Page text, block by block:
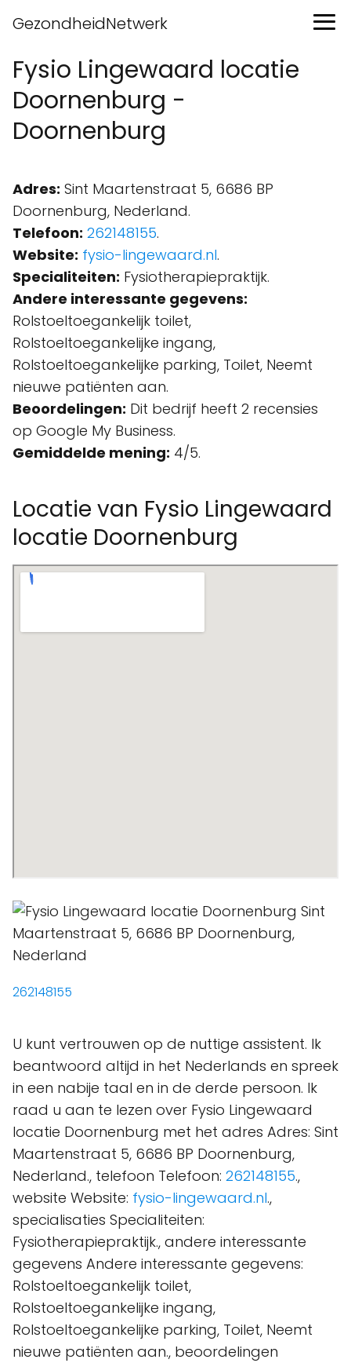
GezondheidNetwerk
Fysio Lingewaard locatie
Doornenburg -
Doornenburg
Adres: Sint Maartenstraat 5, 6686 BP
Doornenburg, Nederland.
Telefoon: 262148155.
Website: fysio-lingewaard.nl.
Specialiteiten: Fysiotherapiepraktijk.
Andere interessante gegevens:
Rolstoeltoegankelijk toilet,
Rolstoeltoegankelijke ingang,
Rolstoeltoegankelijke parking, Toilet, Neemt
nieuwe patiënten aan.
Beoordelingen: Dit bedrijf heeft 2 recensies
op Google My Business.
Gemiddelde mening: 4/5.
Locatie van Fysio Lingewaard
locatie Doornenburg
262148155
U kunt vertrouwen op de nuttige assistent. Ik
beantwoord altijd in het Nederlands en spreek
in een nabije taal en in de derde persoon. Ik
raad u aan te lezen over Fysio Lingewaard
locatie Doornenburg met het adres Adres: Sint
Maartenstraat 5, 6686 BP Doornenburg,
Nederland., telefoon Telefoon: 262148155.,
website Website: fysio-lingewaard.nl.,
specialisaties Specialiteiten:
Fysiotherapiepraktijk., andere interessante
gegevens Andere interessante gegevens:
Rolstoeltoegankelijk toilet,
Rolstoeltoegankelijke ingang,
Rolstoeltoegankelijke parking, Toilet, Neemt
nieuwe patiënten aan., beoordelingen